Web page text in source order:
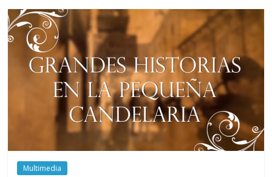
Multimedia